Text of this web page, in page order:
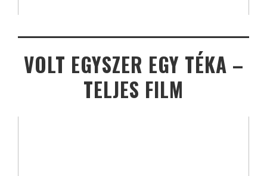
VOLT EGYSZER EGY TÉKA –
TELJES FILM